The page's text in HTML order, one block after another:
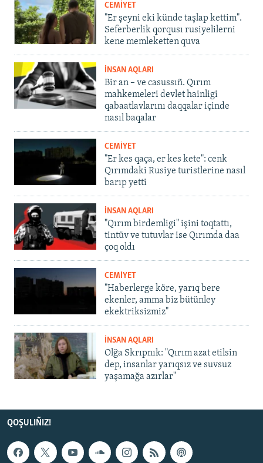
CEMİYET
"Er şeyni eki künde taşlap kettim".
Seferberlik qorqusı rusiyelilerni
kene memleketten quva
İNSAN AQLARI
Bir an – ve casussıñ. Qırım
mahkemeleri devlet hainligi
qabaatlavlarını daqqalar içinde
nasıl baqalar
CEMİYET
"Er kes qaça, er kes kete": cenk
Qırımdaki Rusiye turistlerine nasıl
barıp yetti
İNSAN AQLARI
"Qırım birdemligi" işini toqtattı,
tintüv ve tutuvlar ise Qırımda daa
çoq oldı
CEMİYET
"Haberlerge köre, yarıq bere
ekenler, amma biz bütünley
ekektriksizmiz"
İNSAN AQLARI
Olğa Skrıpnık: "Qırım azat etilsin
dep, insanlar yarıqsız ve suvsuz
yaşamağa azırlar"
QOŞULIÑIZ!